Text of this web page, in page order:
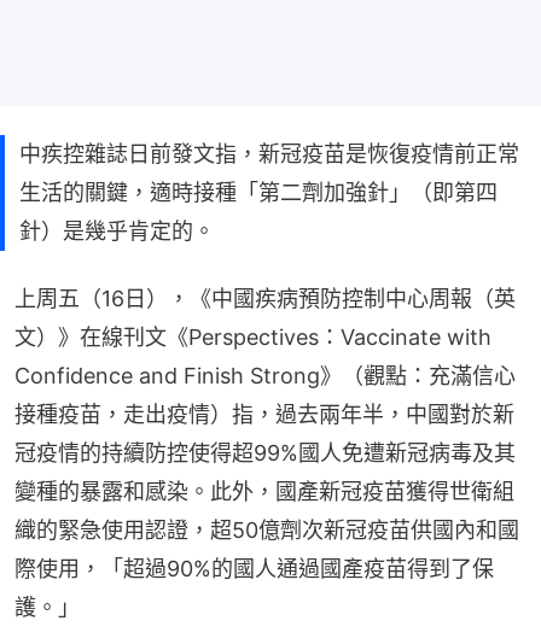
中疾控雜誌日前發文指，新冠疫苗是恢復疫情前正常
生活的關鍵，適時接種「第二劑加強針」（即第四
針）是幾乎肯定的。
上周五（16日），《中國疾病預防控制中心周報（英
文）》在線刊文《Perspectives：Vaccinate with
Confidence and Finish Strong》（觀點：充滿信心
接種疫苗，走出疫情）指，過去兩年半，中國對於新
冠疫情的持續防控使得超99%國人免遭新冠病毒及其
變種的暴露和感染。此外，國產新冠疫苗獲得世衛組
織的緊急使用認證，超50億劑次新冠疫苗供國內和國
際使用，「超過90%的國人通過國產疫苗得到了保
護。」